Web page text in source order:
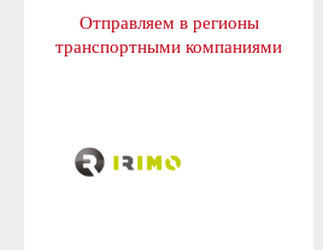
Отправляем в регионы
транспортными компаниями